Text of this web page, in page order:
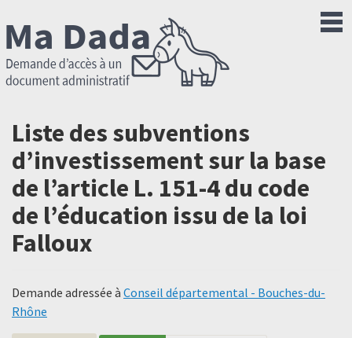
Liste des subventions
d’investissement sur la base
de l’article L. 151-4 du code
de l’éducation issu de la loi
Falloux
Demande adressée à Conseil départemental - Bouches-du-
Rhône